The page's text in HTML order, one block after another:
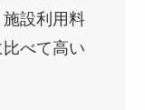
設利用料
べて高い